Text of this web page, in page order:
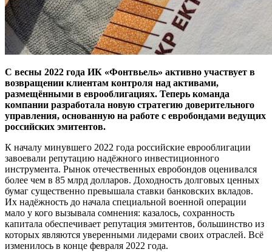
С весны 2022 года ИК «Фонтвьель» активно участвует в
возвращении клиентам контроля над активами,
размещёнными в еврооблигациях. Теперь команда
компании разработала новую стратегию доверительного
управления, основанную на работе с евробондами ведущих
российских эмитентов.
К началу минувшего 2022 года российские еврооблигации
завоевали репутацию надёжного инвестиционного
инструмента. Рынок отечественных евробондов оценивался
более чем в 85 млрд долларов. Доходность долговых ценных
бумаг существенно превышала ставки банковских вкладов.
Их надёжность до начала специальной военной операции
мало у кого вызывала сомнения: казалось, сохранность
капитала обеспечивает репутация эмитентов, большинство из
которых являются уверенными лидерами своих отраслей. Всё
изменилось в конце февраля 2022 года.